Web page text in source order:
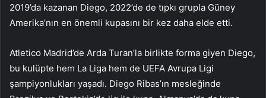
2019’da kazanan Diego, 2022’de de tıpkı grupla Güney
Amerika’nın en önemli kupasını bir kez daha elde etti.
Atletico Madrid’de Arda Turan’la birlikte forma giyen Diego,
bu kulüpte hem La Liga hem de UEFA Avrupa Ligi
şampiyonlukları yaşadı. Diego Ribas’ın mesleğinde